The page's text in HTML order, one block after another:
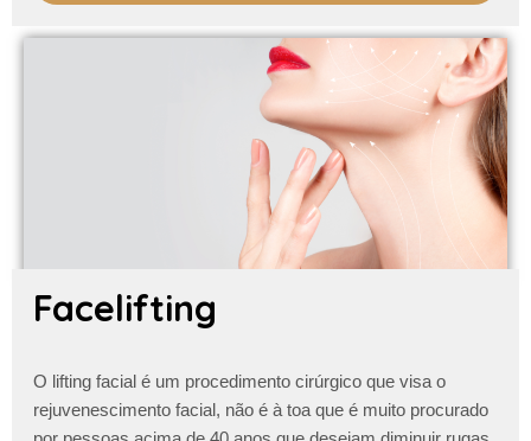
Facelifting
O lifting facial é um procedimento cirúrgico que visa o
rejuvenescimento facial, não é à toa que é muito procurado